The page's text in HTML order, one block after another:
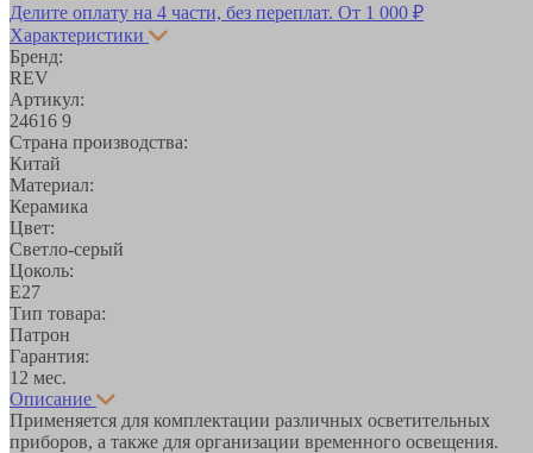
Делите оплату на 4 части, без переплат. От 1 000 ₽
Характеристики
Бренд:
REV
Артикул:
24616 9
Страна производства:
Китай
Материал:
Керамика
Цвет:
Светло-серый
Цоколь:
E27
Тип товара:
Патрон
Гарантия:
12 мес.
Описание
Применяется для комплектации различных осветительных
приборов, а также для организации временного освещения.